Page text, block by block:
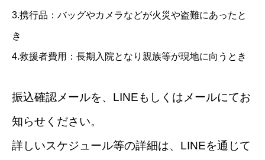
3.携行品： バッグやカメラなどが火災や盗難にあったと
き
4.救援者費用： 長期入院となり親族等が現地に向うとき
振込確認メールを、LINEもしくはメールにてお
知らせください。
詳しいスケジュール等の詳細は、LINEを通じて